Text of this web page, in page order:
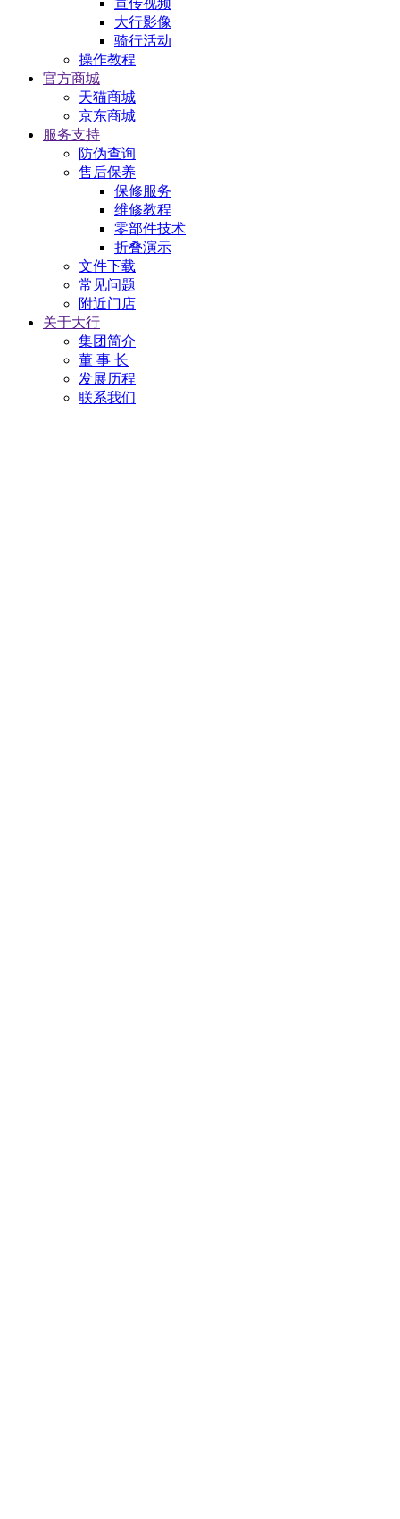
大行影像
骑行活动
操作教程
官方商城
天猫商城
京东商城
服务支持
防伪查询
售后保养
保修服务
维修教程
零部件技术
折叠演示
文件下载
常见问题
附近门店
关于大行
集团简介
董 事 长
发展历程
联系我们